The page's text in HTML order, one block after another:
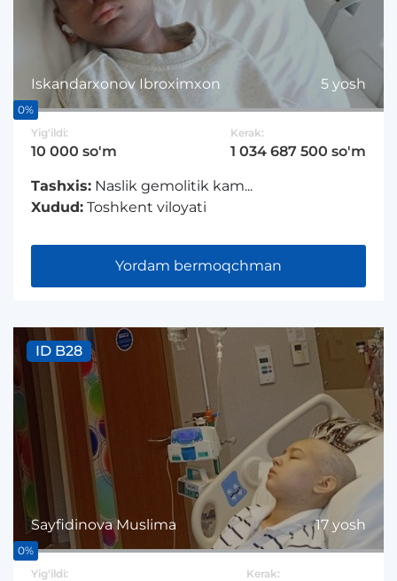
Iskandarxonov Ibroximxon 5 yosh
0%
Yig'ildi:
10 000 so'm
Kerak:
1 034 687 500 so'm
Tashxis: Naslik gemolitik kam...
Xudud: Toshkent viloyati
Yordam bermoqchman
Sayfidinova Muslima 17 yosh
ID B28
0%
Yig'ildi:
Kerak: